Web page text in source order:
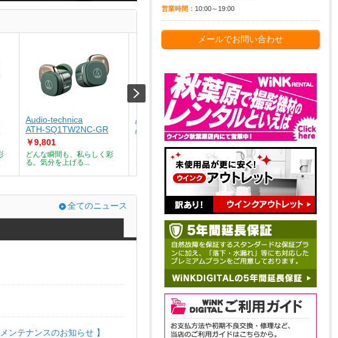
Audio-technica
ATH-SQ1TW2NC-GR
￥9,801
どんな瞬間も、私らしく彩
る。気分を上げる...
Audio-technica
ATH-SQ1TW2NC-CA
￥9,801
どんな瞬間も、私らしく彩
る。気分を上げる...
Audio-technica
ATH-SQ1TW2NC-BK
￥9,801
どんな瞬間も、私らしく彩
る。気分を上げる...
全てのニュース
ンテナンスのお知らせ 】
営業時間： 10:00～19:00
メールでお問い合わせ